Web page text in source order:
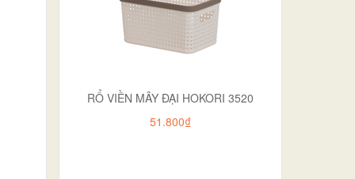
RỔ VIỀN MÂY ĐẠI HOKORI 3520
51.800₫